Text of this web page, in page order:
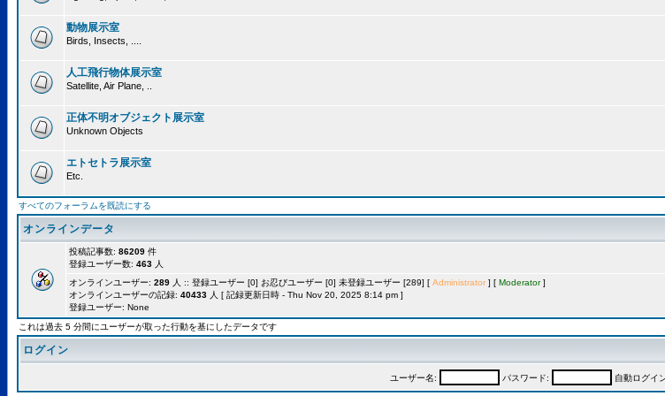
動物展示室
Birds, Insects, ....
人工飛行物体展示室
Satellite, Air Plane, ..
正体不明オブジェクト展示室
Unknown Objects
エトセトラ展示室
Etc.
すべてのフォーラムを既読にする
オンラインデータ
投稿記事数: 86209 件
登録ユーザー数: 463 人
オンラインユーザー: 289 人 :: 登録ユーザー [0] お忍びユーザー [0] 未登録ユーザー [289] [ Administrator ] [ Moderator]
オンラインユーザーの記録: 40433 人 [ 記録更新日時 - Thu Nov 20, 2025 8:14 pm ]
登録ユーザー: None
これは過去 5 分間にユーザーが取った行動を基にしたデータです
ログイン
ユーザー名: パスワード: 自動ログイ